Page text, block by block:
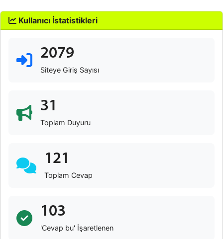
Kullanıcı İstatistikleri
2079
Siteye Giriş Sayısı
31
Toplam Duyuru
121
Toplam Cevap
103
'Cevap bu' İşaretlenen